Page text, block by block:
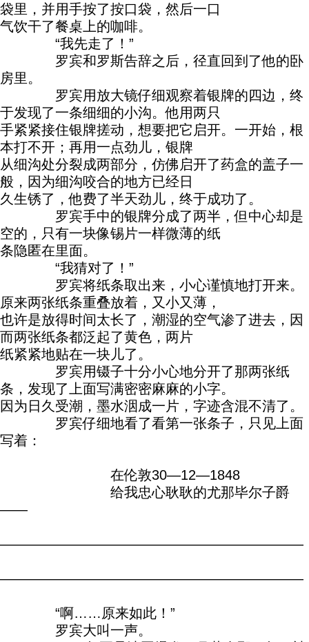
袋里，并用手按了按口袋，然后一口
气饮干了餐桌上的咖啡。
“我先走了！”
罗宾和罗斯告辞之后，径直回到了他的卧
房里。
罗宾用放大镜仔细观察着银牌的四边，终
于发现了一条细细的小沟。他用两只
手紧紧接住银牌搓动，想要把它启开。一开始，根
本打不开；再用一点劲儿，银牌
从细沟处分裂成两部分，仿佛启开了药盒的盖子一
般，因为细沟咬合的地方已经日
久生锈了，他费了半天劲儿，终于成功了。
罗宾手中的银牌分成了两半，但中心却是
空的，只有一块像锡片一样微薄的纸
条隐匿在里面。
“我猜对了！”
罗宾将纸条取出来，小心谨慎地打开来。
原来两张纸条重叠放着，又小又薄，
也许是放得时间太长了，潮湿的空气渗了进去，因
而两张纸条都泛起了黄色，两片
纸紧紧地贴在一块儿了。
罗宾用镊子十分小心地分开了那两张纸
条，发现了上面写满密密麻麻的小字。
因为日久受潮，墨水洇成一片，字迹含混不清了。
罗宾仔细地看了看第一张条子，只见上面
写着：
在伦敦30—12—1848
给我忠心耿耿的尤那毕尔子爵
——
——————————————————————
——————————————————————
“啊……原来如此！”
罗宾大叫一声。